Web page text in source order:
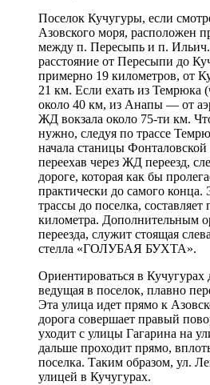
Поселок Кучугуры, если
Азовского моря, расположен
между п. Пересыпь и п. Ильич.
расстояние от Пересыпи до
примерно 19 километров, от
21 км. Если ехать из Темрюка
около 40 км, из Анапы — от
ЖД вокзала около 75-ти км.
нужно, следуя по трассе
начала станицы
переехав через ЖД переезд,
дороге, которая как бы
практически до самого конца.
трассы до поселка,
километра. Дополнительным
переезда, служит стоящая
стелла «ГОЛУБАЯ БУХТА».
Ориентироваться в Кучугурах
ведущая в поселок, плавно
Эта улица идет прямо к
дорога совершает правый
уходит с улицы Гагарина на
дальше проходит прямо,
поселка. Таким образом, ул.
улицей в Кучугурах.